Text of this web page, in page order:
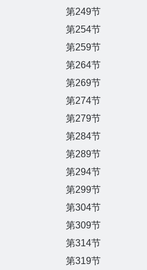
第249节
第254节
第259节
第264节
第269节
第274节
第279节
第284节
第289节
第294节
第299节
第304节
第309节
第314节
第319节